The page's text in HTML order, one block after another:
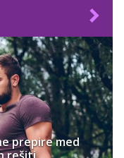
prepire med